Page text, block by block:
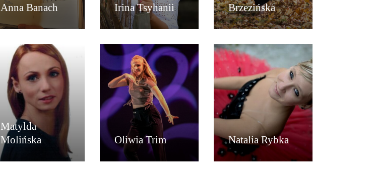
Anna Banach Irina Tsyhanii
Brzezińska
Matylda
Molińska
Oliwia Trim Natalia Rybka